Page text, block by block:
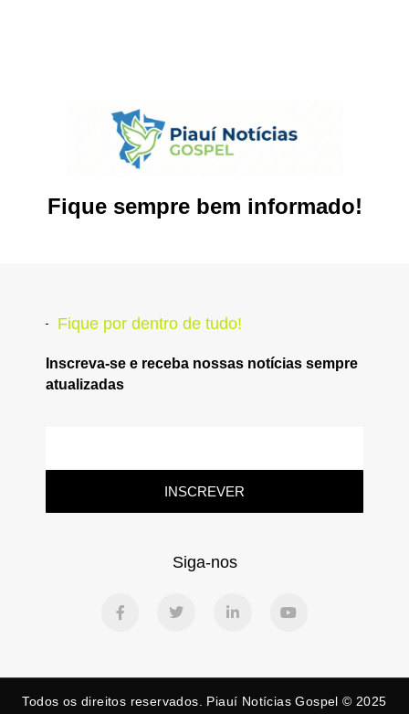
Fique sempre bem informado!
Fique por dentro de tudo!
Inscreva-se e receba nossas notícias sempre
atualizadas
INSCREVER
Siga-nos
Todos os direitos reservados. Piauí Notícias Gospel © 2025